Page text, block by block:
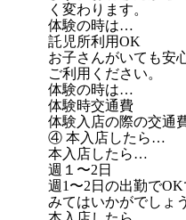
く変わります。
体験の時は…
託児所利用OK
お子さんがいても安
ご利用ください。
体験の時は…
体験時交通費
体験入店の際の交通
④ 本入店したら…
本入店したら…
週１〜2日
週1〜2日の出勤で
みてはいかがでしょ